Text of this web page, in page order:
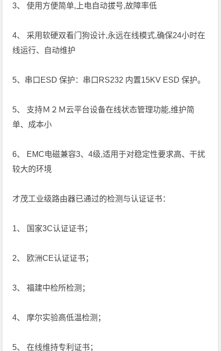
3、 使用方便简单,上电自动拔号,故障率低
4、 采用软硬双看门狗设计,永远在线模式,确保24小时在
线运行、自动维护
5、串口ESD 保护：串口RS232 内置15KV ESD 保护。
5、 支持Ｍ２Ｍ云平台设备在线状态管理功能,维护简
单、成本小
6、 EMC电磁兼容3、4级,适用于对稳定性要求高、干扰
较大的环境
才茂工业级路由器已通过的检测与认证证书：
1、 国家3C认证证书；
2、 欧洲CE认证证书；
3、 福建中检所检测；
4、 摩尔实验高低温检测；
5、 在线维持专利证书；